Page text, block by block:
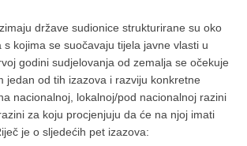
države sudionice strukturirane su oko
s kojima se suočavaju tijela javne vlasti u
godini sudjelovanja od zemalja se očekuje
jedan od tih izazova i razviju konkretne
nacionalnoj, lokalnoj/pod nacionalnoj razini
za koju procjenjuju da će na njoj imati
je o sljedećih pet izazova: